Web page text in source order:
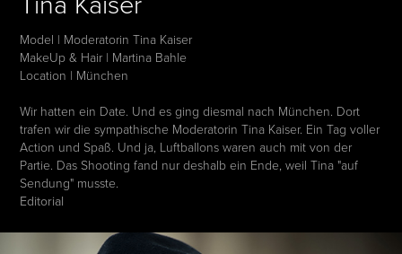
Model | Moderatorin Tina Kaiser
MakeUp & Hair | Martina Bahle
Location | München
Wir hatten ein Date. Und es ging diesmal nach München. Dort
trafen wir die sympathische Moderatorin Tina Kaiser. Ein Tag voller
Action und Spaß. Und ja, Luftballons waren auch mit von der
Partie. Das Shooting fand nur deshalb ein Ende, weil Tina "auf
Sendung" musste.
Editorial